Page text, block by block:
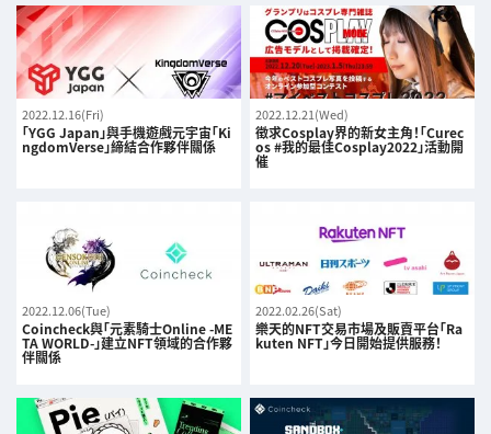
2022.12.16(Fri)
「YGG Japan」與手機遊戲元宇宙「Ki
ngdomVerse」締結合作夥伴關係
2022.12.21(Wed)
徵求Cosplay界的新女主角！「Curec
os #我的最佳Cosplay2022」活動開
催
2022.12.06(Tue)
Coincheck與「元素騎士Online -ME
TA WORLD-」建立NFT領域的合作夥
伴關係
2022.02.26(Sat)
樂天的NFT交易市場及販賣平台「Ra
kuten NFT」今日開始提供服務！